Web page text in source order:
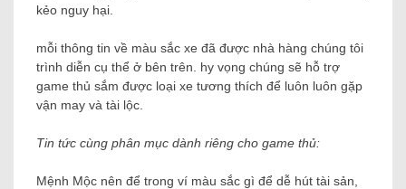
kẻo nguy hại.
mỗi thông tin về màu sắc xe đã được nhà hàng chúng tôi
trình diễn cụ thể ở bên trên. hy vọng chúng sẽ hỗ trợ
game thủ sắm được loại xe tương thích để luôn luôn gặp
vận may và tài lộc.
Tin tức cùng phân mục dành riêng cho game thủ:
Mệnh Mộc nên để trong ví màu sắc gì để dễ hút tài sản,